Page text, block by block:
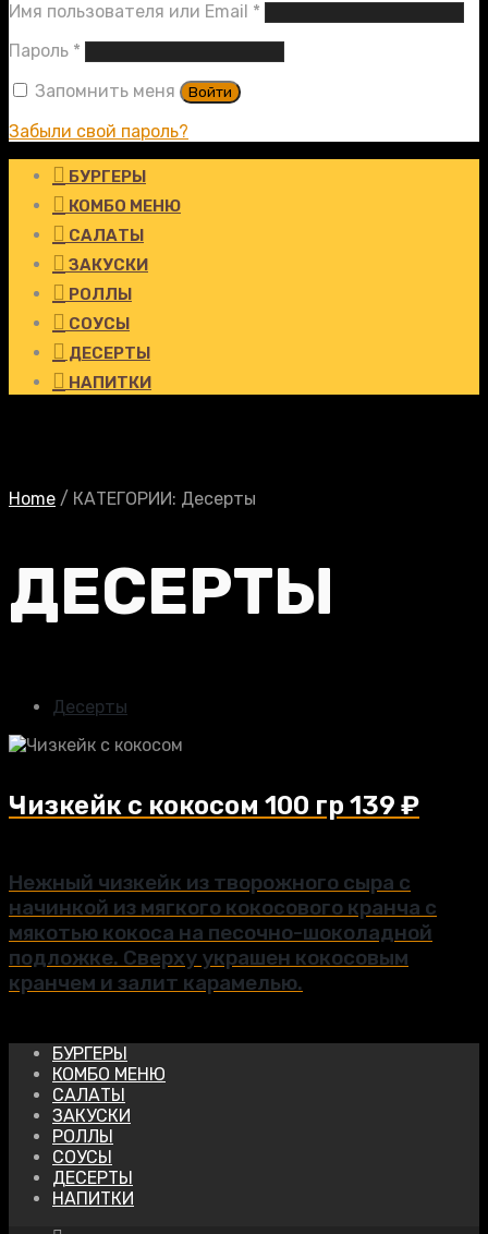
Имя пользователя или Email *
Пароль *
Запомнить меня
Войти
Забыли свой пароль?
БУРГЕРЫ
КОМБО МЕНЮ
САЛАТЫ
ЗАКУСКИ
РОЛЛЫ
СОУСЫ
ДЕСЕРТЫ
НАПИТКИ
Home / КАТЕГОРИИ: Десерты
ДЕСЕРТЫ
Десерты
Чизкейк с кокосом 100 гр 139 ₽
Нежный чизкейк из творожного сыра с
начинкой из мягкого кокосового кранча с
мякотью кокоса на песочно-шоколадной
подложке. Сверху украшен кокосовым
кранчем и залит карамелью.
БУРГЕРЫ
КОМБО МЕНЮ
САЛАТЫ
ЗАКУСКИ
РОЛЛЫ
СОУСЫ
ДЕСЕРТЫ
НАПИТКИ